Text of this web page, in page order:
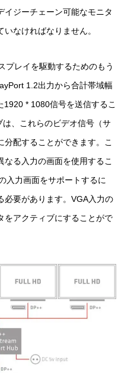
イジーチェーン可能なモニタ
なければなりません。
プレイを駆動するためのもう
1.2出力から合計帯域幅
* 1080信号を送信するこ
、これらのビデオ信号（サ
配することができます。こ
る入力の画面を使用するこ
入力画面をサポートするに
必要があります。VGA入力の
をアクティブにすることがで